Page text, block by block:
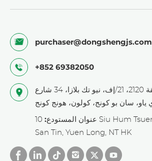
purchaser@dongshengjs.com
+852 69382050
شقة 2120، 21/إف، نيو تك بلازا، 34 شارع
عنوان المستودع: 10 Siu Hum Tsuen, Ka Lung Road,
San Tin, Yuen Long, NT HK